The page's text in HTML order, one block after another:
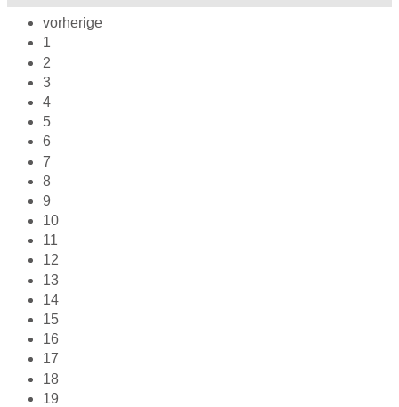
vorherige
1
2
3
4
5
6
7
8
9
10
11
12
13
14
15
16
17
18
19